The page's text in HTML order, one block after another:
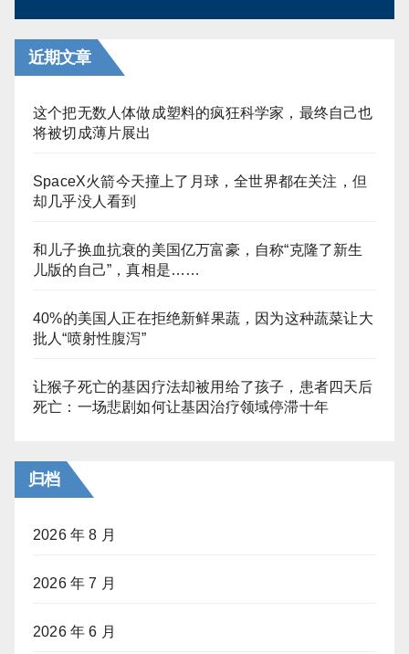
近期文章
这个把无数人体做成塑料的疯狂科学家，最终自己也
将被切成薄片展出
SpaceX火箭今天撞上了月球，全世界都在关注，但
却几乎没人看到
和儿子换血抗衰的美国亿万富豪，自称“克隆了新生
儿版的自己”，真相是……
40%的美国人正在拒绝新鲜果蔬，因为这种蔬菜让大
批人“喷射性腹泻”
让猴子死亡的基因疗法却被用给了孩子，患者四天后
死亡：一场悲剧如何让基因治疗领域停滞十年
归档
2026 年 8 月
2026 年 7 月
2026 年 6 月